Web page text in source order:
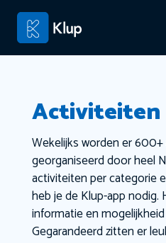
Activiteiten
Wekelijks worden er
georganiseerd door heel
activiteiten per categorie
heb je de Klup-app nodig.
informatie en
Gegarandeerd zitten er